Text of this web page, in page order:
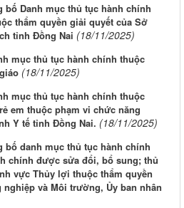
bố Danh mục thủ tục hành chính
thẩm quyền giải quyết của Sở
tỉnh Đồng Nai (18/11/2025)
mục thủ tục hành chính thuộc
(18/11/2025)
mục thủ tục hành chính thuộc
em thuộc phạm vi chức năng
Y tế tỉnh Đồng Nai. (18/11/2025)
bố danh mục thủ tục hành chính
chính được sửa đổi, bổ sung; thủ
vực Thủy lợi thuộc thẩm quyền
và Môi trường, Ủy ban nhân